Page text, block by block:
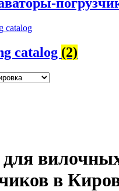
catalog (2)
в